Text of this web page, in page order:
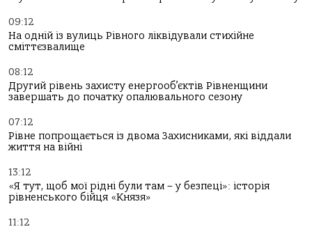
09:12
На одній із вулиць Рівного ліквідували стихійне
сміттєзвалище
08:12
Другий рівень захисту енергооб’єктів Рівненщини
завершать до початку опалювального сезону
07:12
Рівне попрощається із двома Захисниками, які віддали
життя на війні
13:12
«Я тут, щоб мої рідні були там – у безпеці»: історія
рівненського бійця «Князя»
11:12